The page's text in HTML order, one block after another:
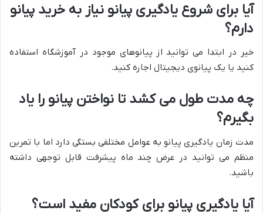
آیا برای شروع یادگیری پیانو نیاز به خرید پیانو
دارم؟
خیر در ابتدا می توانید از پیانوهای موجود در آموزشگاه استفاده
کنید یا یک پیانوی دیجیتال اجاره کنید.
چه مدت طول می کشد تا نواختن پیانو را یاد
بگیرم؟
مدت زمان یادگیری پیانو به عوامل مختلفی بستگی دارد اما با تمرین
منظم می توانید در عرض چند ماه پیشرفت قابل توجهی داشته
باشید.
آیا یادگیری پیانو برای کودکان مفید است؟